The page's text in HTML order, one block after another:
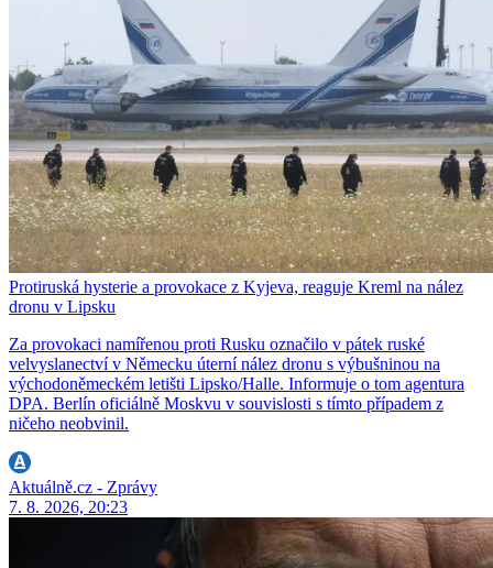
Protiruská hysterie a provokace z Kyjeva, reaguje Kreml na nález
dronu v Lipsku
Za provokaci namířenou proti Rusku označilo v pátek ruské
velvyslanectví v Německu úterní nález dronu s výbušninou na
východoněmeckém letišti Lipsko/Halle. Informuje o tom agentura
DPA. Berlín oficiálně Moskvu v souvislosti s tímto případem z
ničeho neobvinil.
Aktuálně.cz - Zprávy
7. 8. 2026, 20:23